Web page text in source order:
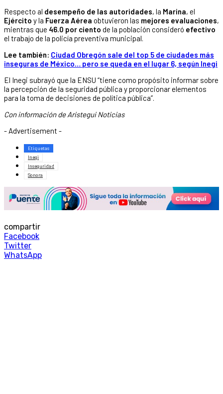
Respecto al desempeño de las autoridades, la Marina, el
Ejército y la Fuerza Aérea obtuvieron las mejores evaluaciones,
mientras que 46.0 por ciento de la población consideró efectivo
el trabajo de la policía preventiva municipal.
Lee también: Ciudad Obregón sale del top 5 de ciudades más
inseguras de México… pero se queda en el lugar 6, según Inegi
El Inegi subrayó que la ENSU “tiene como propósito informar sobre
la percepción de la seguridad pública y proporcionar elementos
para la toma de decisiones de política pública”.
Con información de Aristegui Noticias
- Advertisement -
Etiquetas
Inegi
Inseguridad
Sonora
compartir
Facebook
Twitter
WhatsApp